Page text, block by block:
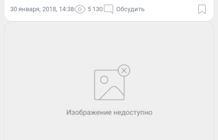
30 января, 2018, 14:38 5 130 Обсудить